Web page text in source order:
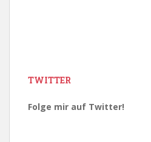
TWITTER
Folge mir auf Twitter!